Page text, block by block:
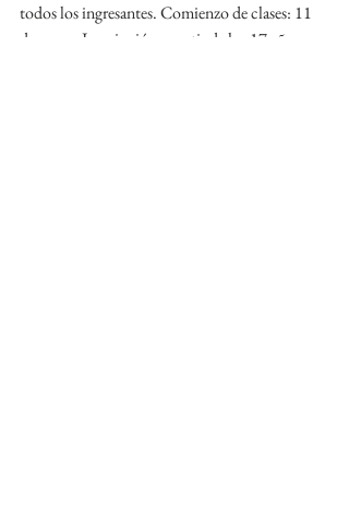
todos los ingresantes. Comienzo de clases: 11
de mayo. Inscripción a partir de los 17 años.